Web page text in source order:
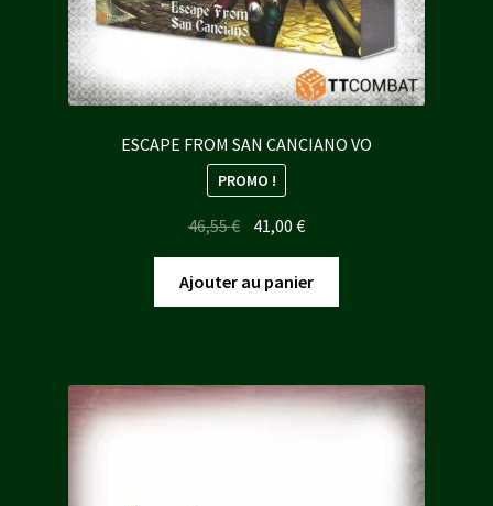
ESCAPE FROM SAN CANCIANO VO
PROMO !
46,55€ Le
initial
était :
41,00€Le
actuel
est :
Ajouter au panier